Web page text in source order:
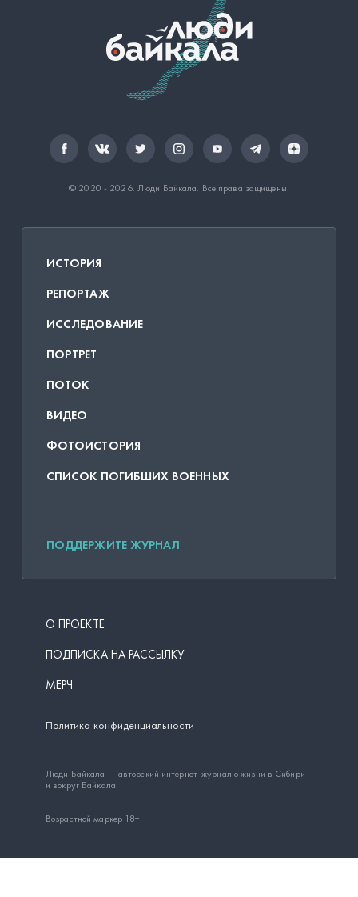
© 2020 - 2026. Люди Байкала . Все права защищены.
ИСТОРИЯ
РЕПОРТАЖ
ИССЛЕДОВАНИЕ
ПОРТРЕТ
ПОТОК
ВИДЕО
ФОТОИСТОРИЯ
СПИСОК ПОГИБШИХ ВОЕННЫХ
ПОДДЕРЖИТЕ ЖУРНАЛ
О ПРОЕКТЕ
ПОДПИСКА НА РАССЫЛКУ
МЕРЧ
Политика конфиденциальности
Люди Байкала — авторский интернет-журнал о жизни в Сибири
и вокруг Байкала.
Возрастной маркер 18+